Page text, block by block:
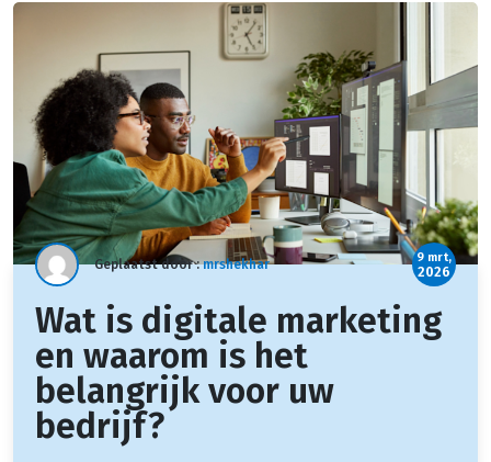
Geplaatst door :mrshekhar 9 mrt,
2026
Wat is digitale marketing
en waarom is het
belangrijk voor uw
bedrijf?